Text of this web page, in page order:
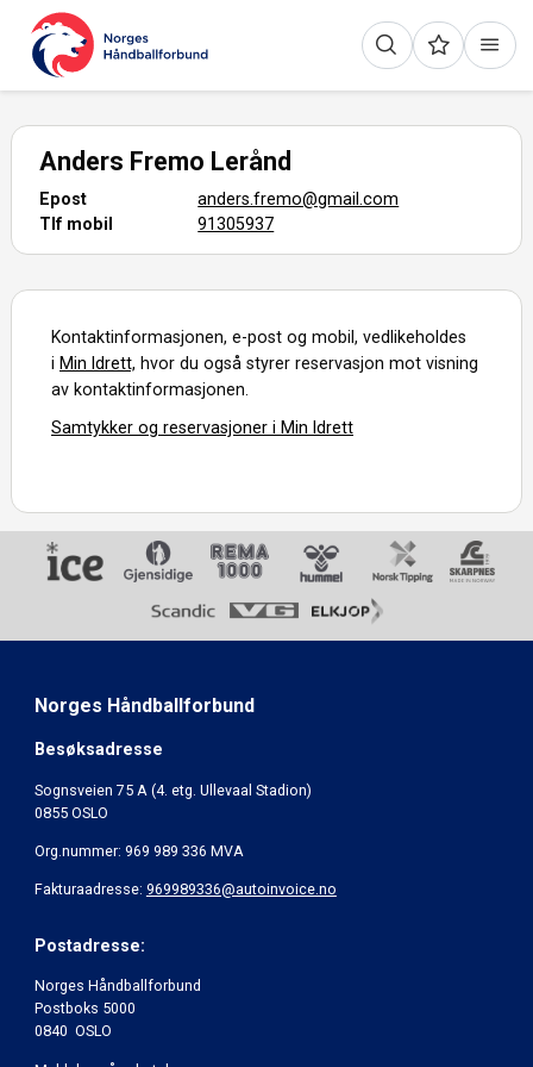
Anders Fremo Lerånd
Epost
anders.fremo@gmail.com
Tlf mobil
91305937
Kontaktinformasjonen, e-post og mobil, vedlikeholdes
i Min Idrett, hvor du også styrer reservasjon mot visning
av kontaktinformasjonen.
Samtykker og reservasjoner i Min Idrett
Norges Håndballforbund
Besøksadresse
Sognsveien 75 A (4. etg. Ullevaal Stadion)
0855 OSLO
Org.nummer: 969 989 336 MVA
Fakturaadresse: 969989336@autoinvoice.no
Postadresse:
Norges Håndballforbund
Postboks 5000
0840 OSLO